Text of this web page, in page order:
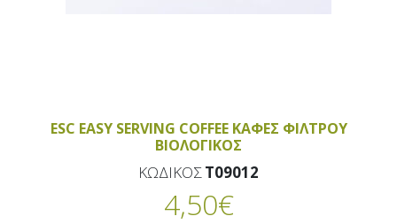
ESC EASY SERVING COFFEE ΚΑΦΕΣ ΦΙΛΤΡΟΥ
BIOΛΟΓΙΚΟΣ
ΚΩΔΙΚΟΣT09012
4,50€